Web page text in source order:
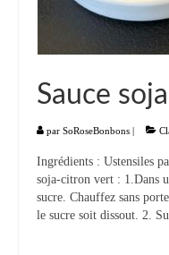
Divers desserts
Sauces
Boissons
Sans alcool
Cocktails
A propos
Sauce
par SoRoseBonbons |
Ingrédients : Ustensiles
soja-citron vert : 1.Dans
sucre. Chauffez sans
le sucre soit dissout. 2.